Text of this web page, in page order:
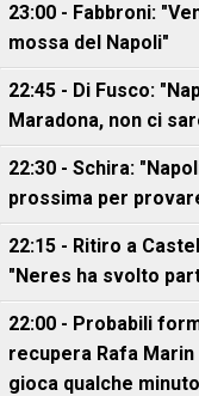
23:00 - Fabbroni:
mossa del Napoli"
22:45 - Di Fusco:
Maradona, non ci
22:30 - Schira:
prossima per
22:15 - Ritiro a
"Neres ha svolto
22:00 - Probabili
recupera Rafa
gioca qualche